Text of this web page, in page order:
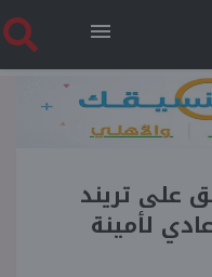
2026على تريند
لأمينة